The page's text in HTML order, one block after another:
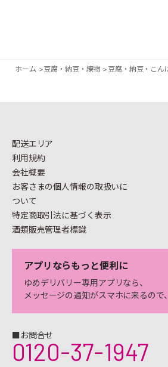
ホーム >豆腐・納豆・練物 > 豆腐・納豆・こん
配送エリア
利用規約
会社概要
お客さまの個人情報の取扱いに
ついて
特定商取引法に基づく表示
酒類販売管理者標識
アプリならもっと便利に
ゆめデリバリー専用アプリなら、
メッセージの通知がスマホに来るので
■お問合せ
0120-37-1947